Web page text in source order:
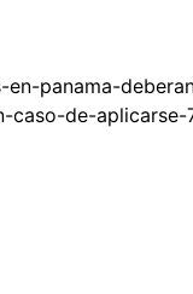
panama-
caso-de-aplicarse-